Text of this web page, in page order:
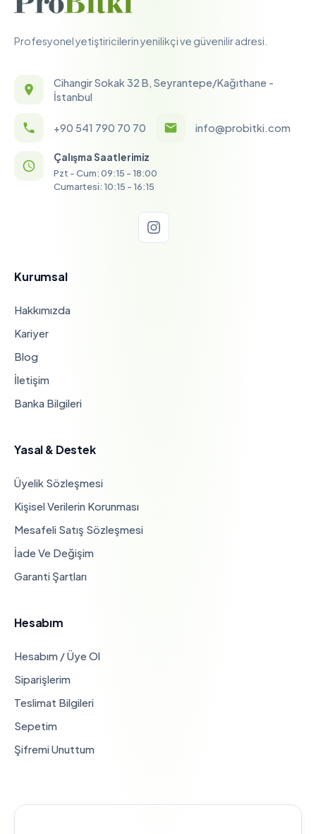
Profesyonel yetiştiricilerin yenilikçi ve güvenilir adresi.
Cihangir Sokak 32 B, Seyrantepe/Kağıthane -
İstanbul
+90 541 790 70 70 info@probitki.com
Çalışma Saatlerimiz
Pzt - Cum: 09:15 - 18:00
Cumartesi: 10:15 - 16:15
Kurumsal
Hakkımızda
Kariyer
Blog
İletişim
Banka Bilgileri
Yasal & Destek
Üyelik Sözleşmesi
Kişisel Verilerin Korunması
Mesafeli Satış Sözleşmesi
İade Ve Değişim
Garanti Şartları
Hesabım
Hesabım / Üye Ol
Siparişlerim
Teslimat Bilgileri
Sepetim
Şifremi Unuttum